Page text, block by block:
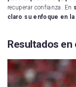
recuperar confianza. En
claro su enfoque en
Resultados